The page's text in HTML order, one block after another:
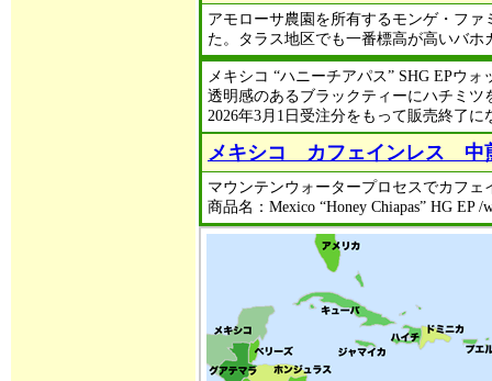
アモローサ農園を所有するモンゲ・フ
た。タラス地区でも一番標高が高いバホ
メキシコ “ハニーチアパス” SHG EPウォ
透明感のあるブラックティーにハチミ
2026年3月1日受注分をもって販売終了
メキシコ カフェインレス 中
マウンテンウォータープロセスでカフ
商品名：Mexico “Honey Chiapas” HG EP /